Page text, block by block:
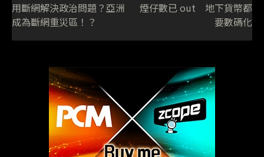
用斷網解決政治問題？亞洲
成為斷網重災區！？
煙仔數已 out 地下貨幣都
要數碼化